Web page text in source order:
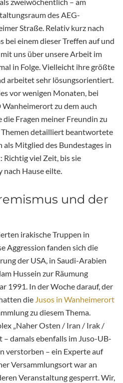
des AEG-
Straße. Relativ kurz nach
bei einem dieser Treffen auf und
uns über unsere Arbeit im
in Folge. Vielleicht ihre größte
arbeitet sehr lösungsorientiert.
vor wenigen Monaten, bei
Wanheimerort zu dem auch
die Fragen meiner Freundin zu
detailliert beantwortete
als Mitglied des Bundestages in
viel Zeit, bis sie
nach Hause eilte.
und der
irakische Truppen in
Aggression fanden sich die
der USA, in Saudi-Arabien
Hussein zur Räumung
1991. In der Woche darauf, der
die Jusos in Wanheimerort
zu diesem Thema.
„Naher Osten / Iran / Irak /
– damals ebenfalls im Juso-UB-
verstorben – ein Experte auf
Versammlungsort war an
Veranstaltung gesperrt. Wir,